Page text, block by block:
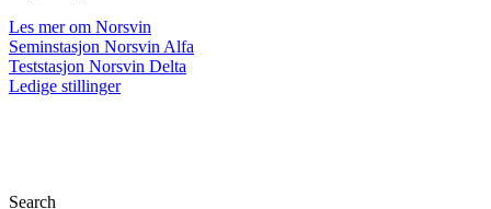
Les mer om Norsvin
Seminstasjon Norsvin Alfa
Teststasjon Norsvin Delta
Ledige stillinger
Search